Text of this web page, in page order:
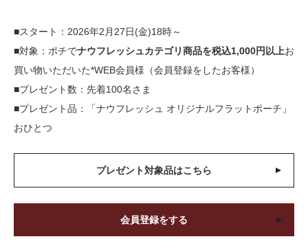
■スタート：2026年2月27日(金)18時～
■対象：ポチでナウフレッシュカテゴリ商品を税込1,000円以上お
買い物いただいた*WEB会員様（会員登録をしたお客様）
■プレゼント数：先着100名さま
■プレゼント品：「ナウフレッシュ オリジナルフラットポーチ」
おひとつ
プレゼント対象品はこちら
会員登録をする